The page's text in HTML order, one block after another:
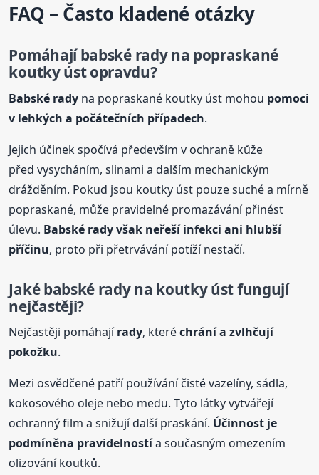
FAQ – Často kladené otázky
Pomáhajíbabské radyna popraskané
koutky úst opravdu?
Babské rady na popraskané koutky úst mohou pomoci
v lehkých a počátečních případech.
Jejich účinek spočívá především v ochraně kůže
před vysycháním, slinami a dalším mechanickým
drážděním. Pokud jsou koutky úst pouze suché a mírně
popraskané, může pravidelné promazávání přinést
úlevu. Babské radyvšak neřeší infekci ani hlubší
příčinu, proto při přetrvávání potíží nestačí.
Jakébabské radyna koutky úst fungují
nejčastěji?
Nejčastěji pomáhajírady, kteréchrání a zvlhčují
pokožku.
Mezi osvědčené patří používání čisté vazelíny, sádla,
kokosového oleje nebo medu. Tyto látky vytvářejí
ochranný film a snižují další praskání. Účinnost je
podmíněna pravidelnostía současným omezením
olizování koutků.